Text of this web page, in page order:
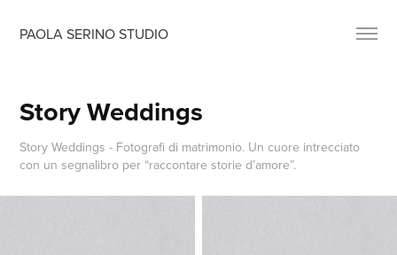
PAOLA SERINO STUDIO
Story Weddings
Story Weddings - Fotografi di matrimonio. Un cuore intrecciato
con un segnalibro per “raccontare storie d’amore”.